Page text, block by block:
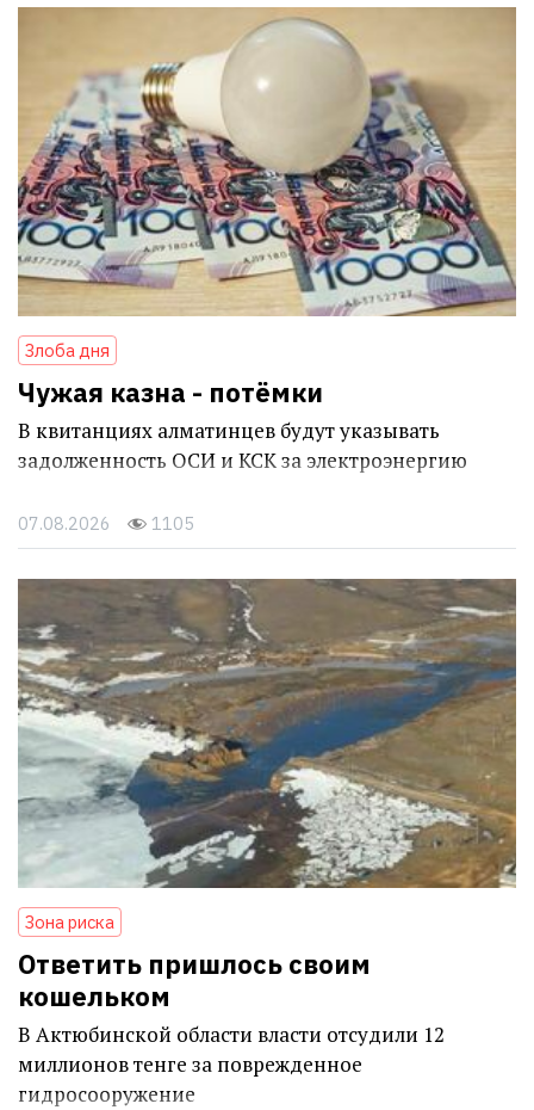
Злоба дня
Чужая казна - потёмки
В квитанциях алматинцев будут указывать
задолженность ОСИ и КСК за электроэнергию
07.08.2026 1105
Зона риска
Ответить пришлось своим
кошельком
В Актюбинской области власти отсудили 12
миллионов тенге за поврежденное
гидросооружение